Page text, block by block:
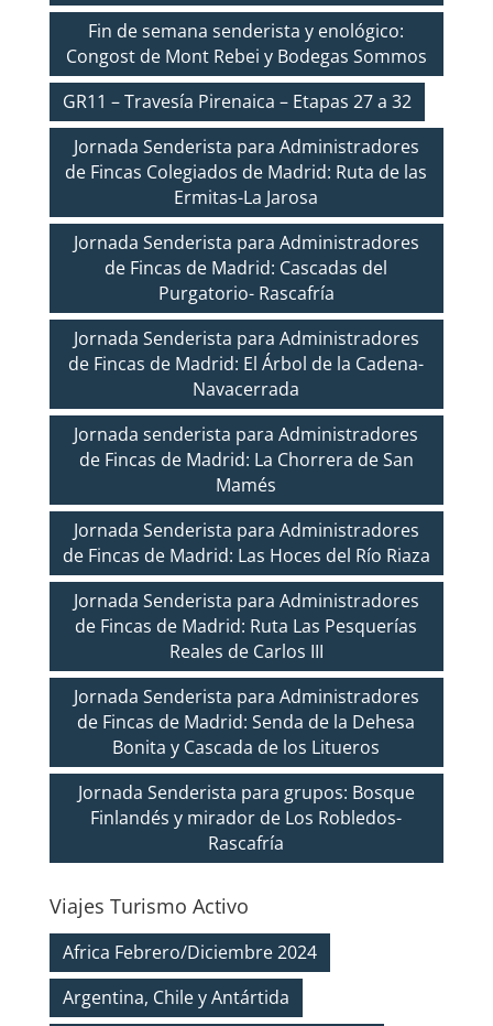
Fin de semana senderista y enológico:
Congost de Mont Rebei y Bodegas Sommos
GR11 – Travesía Pirenaica – Etapas 27 a 32
Jornada Senderista para Administradores
de Fincas Colegiados de Madrid: Ruta de las
Ermitas-La Jarosa
Jornada Senderista para Administradores
de Fincas de Madrid: Cascadas del
Purgatorio- Rascafría
Jornada Senderista para Administradores
de Fincas de Madrid: El Árbol de la Cadena-
Navacerrada
Jornada senderista para Administradores
de Fincas de Madrid: La Chorrera de San
Mamés
Jornada Senderista para Administradores
de Fincas de Madrid: Las Hoces del Río Riaza
Jornada Senderista para Administradores
de Fincas de Madrid: Ruta Las Pesquerías
Reales de Carlos III
Jornada Senderista para Administradores
de Fincas de Madrid: Senda de la Dehesa
Bonita y Cascada de los Litueros
Jornada Senderista para grupos: Bosque
Finlandés y mirador de Los Robledos-
Rascafría
Viajes Turismo Activo
Africa Febrero/Diciembre 2024
Argentina, Chile y Antártida